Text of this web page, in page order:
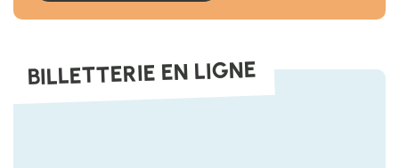
BILLETTERIE EN LIGNE